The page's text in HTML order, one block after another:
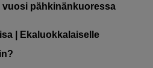
vuosi pähkinänkuoressa
| Ekaluokkalaiselle